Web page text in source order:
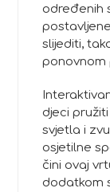
određenih
slijediti,
ponovnom
djeci
svjetla i
osjetilne
čini ovaj
dodatkom